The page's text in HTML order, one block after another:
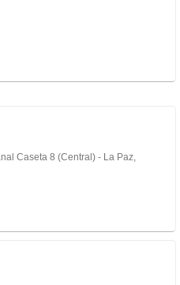
Caseta 8 (Central) - La Paz,